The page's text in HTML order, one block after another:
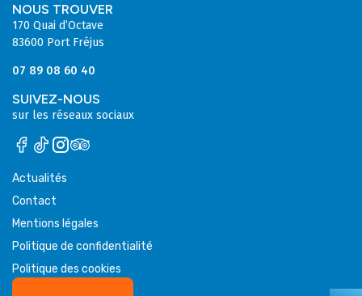
NOUS TROUVER
170 Quai d’Octave
83600 Port Fréjus
07 89 08 60 40
SUIVEZ-NOUS
sur les réseaux sociaux
Actualités
Contact
Mentions légales
Politique de confidentialité
Politique des cookies